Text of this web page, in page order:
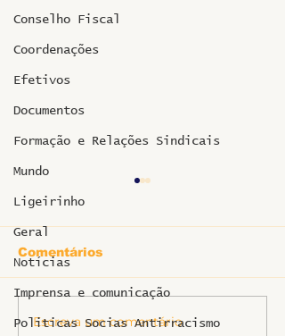
Conselho Fiscal
Coordenações
Efetivos
Documentos
Formação e Relações Sindicais
Mundo
Ligeirinho
Geral
Notícias
Imprensa e comunicação
Politicas Socias Antirracismo
Ligeirinho especial
Comentários
Escreva um comentário